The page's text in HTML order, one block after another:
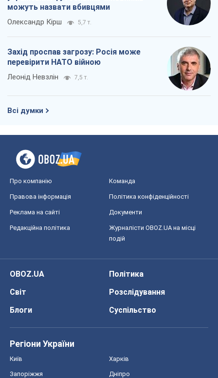
можуть назвати вбивцями
Олександр Кірш 5,7 т.
Захід проспав загрозу: Росія може
перевірити НАТО війною
Леонід Невзлін 7,5 т.
Всі думки
Про компанію Команда
Правова інформація Політика конфіденційності
Реклама на сайті Документи
Редакційна політика
Журналісти OBOZ.UA на місці
подій
OBOZ.UA
Політика
Світ
Розслідування
Блоги
Суспільство
Регіони України
Київ Харків
Запоріжжя Дніпро